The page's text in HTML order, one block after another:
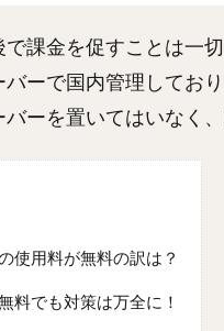
課金を促すことは一
ーで国内管理してお
ーを置いてはいなく
使用料が無料の訳は？
料でも対策は万全に！